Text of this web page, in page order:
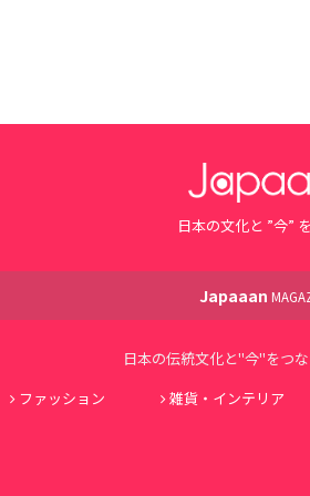
日本の文化と ”今”
Japaaan
日本の伝統文化と"今"をつ
ファッション 雑貨・インテリア